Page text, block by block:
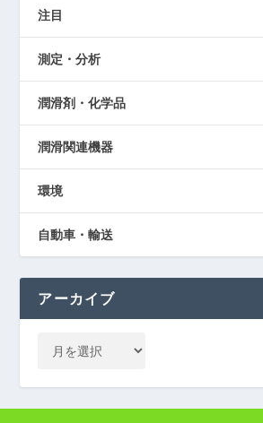
注目
測定・分析
潤滑剤・化学品
潤滑関連機器
環境
自動車・輸送
アーカイブ